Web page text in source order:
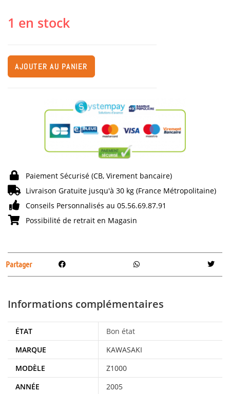
1 en stock
AJOUTER AU PANIER
Paiement Sécurisé (CB, Virement bancaire)
Livraison Gratuite jusqu'à 30 kg (France Métropolitaine)
Conseils Personnalisés au 05.56.69.87.91
Possibilité de retrait en Magasin
Partager
Informations complémentaires
ÉTAT
Bon état
MARQUE
KAWASAKI
MODÈLE
Z1000
ANNÉE
2005